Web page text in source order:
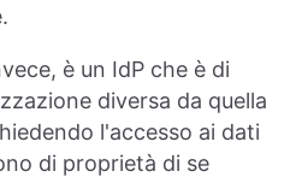
è un IdP che è di
diversa da quella
l'accesso ai dati
di proprietà di se